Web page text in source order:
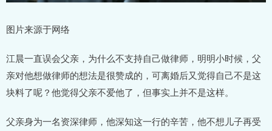
图片来源于网络
江晨一直误会父亲，为什么不支持自己做律师，明明小时候，父
亲对他想做律师的想法是很赞成的，可离婚后又觉得自己不是这
块料了呢？他觉得父亲不爱他了，但事实上并不是这样。
父亲身为一名资深律师，他深知这一行的辛苦，他不想儿子再受